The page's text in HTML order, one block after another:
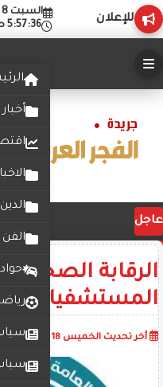
للإعلان
السبت 8 أغسطس 2026
5:57:36 ص
الدين
الفن
عاجل
الرقابة الصحية»
المستشفيات
أخر تحديث الخميس 18 يوليو 2024